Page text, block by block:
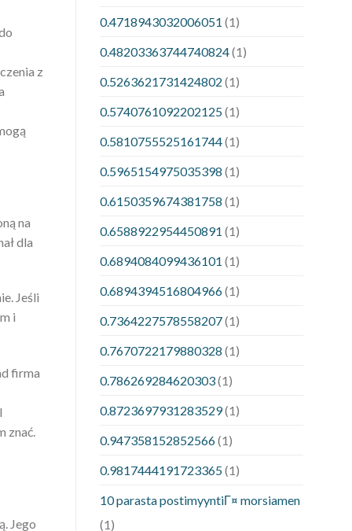
z
na
dla
Jeśli
i
firma
znać.
Jego
0.4718943032006051 (1)
0.48203363744740824(1)
0.5263621731424802 (1)
0.5740761092202125(1)
0.5810755525161744(1)
0.5965154975035398 (1)
0.6150359674381758 (1)
0.6588922954450891 (1)
0.6894084099436101 (1)
0.6894394516804966(1)
0.7364227578558207(1)
0.7670722179880328 (1)
0.786269284620303(1)
0.8723697931283529(1)
0.947358152852566(1)
0.9817444191723365(1)
10 parasta postimyyntiГ¤ morsiamen
(1)